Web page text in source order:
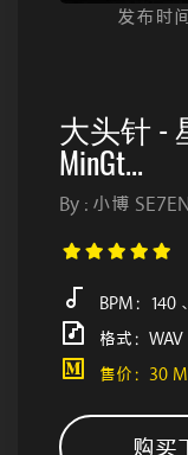
发布时
大头针 -
MinGt...
By : 小博
BPM：140
格式：
售价：30
购买